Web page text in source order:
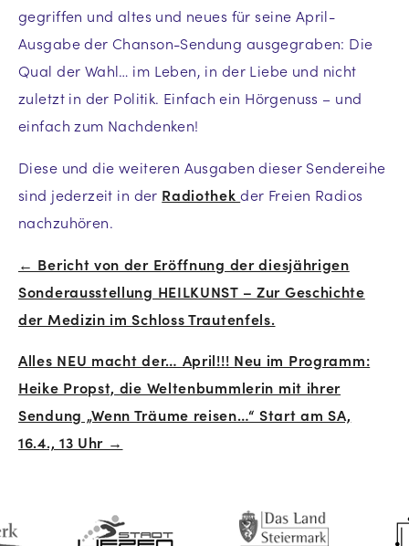
gegriffen und altes und neues für seine April-
Ausgabe der Chanson-Sendung ausgegraben: Die
Qual der Wahl… im Leben, in der Liebe und nicht
zuletzt in der Politik. Einfach ein Hörgenuss – und
einfach zum Nachdenken!
Diese und die weiteren Ausgaben dieser Sendereihe
sind jederzeit in der Radiothekder Freien Radios
nachzuhören.
Beitrags-
Navigation
← Bericht von der Eröffnung der diesjährigen
Sonderausstellung HEILKUNST – Zur Geschichte
der Medizin im Schloss Trautenfels.
Alles NEU macht der… April!!! Neu im Programm:
Heike Propst, die Weltenbummlerin mit ihrer
Sendung „Wenn Träume reisen…“ Start am SA,
16.4., 13 Uhr →